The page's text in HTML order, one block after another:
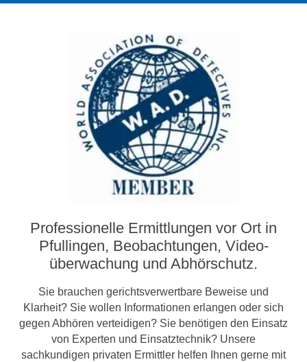
Professionelle Ermittlungen vor Ort in
Pfullingen, Beobachtungen, Video­­
überwachung und Abhörschutz.
Sie brauchen gerichtsverwertbare Beweise und
Klarheit? Sie wollen Informationen erlangen oder sich
gegen Abhören verteidigen? Sie benötigen den Einsatz
von Experten und Einsatztechnik? Unsere
sachkundigen privaten Ermittler helfen Ihnen gerne mit